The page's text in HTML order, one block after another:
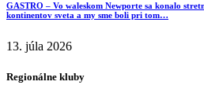
GASTRO – Vo waleskom Newporte sa konalo
kontinentov sveta a my sme boli pri tom…
13. júla 2026
Regionálne kluby